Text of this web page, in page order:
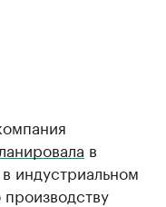
в
индустриальном